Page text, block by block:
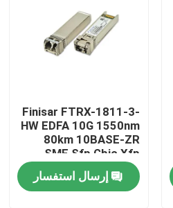
Finisar FTRX-1811-3-
HW EDFA 10G 1550nm
80km 10BASE-ZR
SMF Sfp Gbic Xfp
Qsfp
إرسال استفسار